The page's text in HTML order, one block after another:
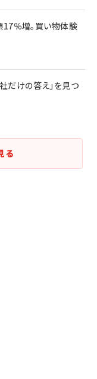
17％増。買い物体験
だけの答え」を見つ
る